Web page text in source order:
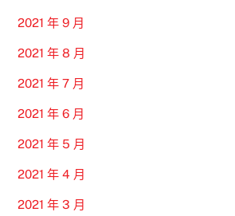
2021 年 9 月
2021 年 8 月
2021 年 7 月
2021 年 6 月
2021 年 5 月
2021 年 4 月
2021 年 3 月